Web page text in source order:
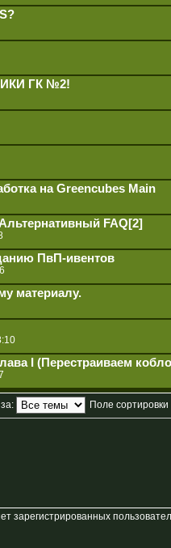
ГК №2!
на Greencubes Main
FAQ[2]
ПвП-ивентов
материалу.
I (Перестраиваем
Поле сортировки
зарегистрированных